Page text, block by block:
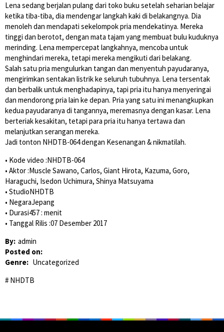
Lena sedang berjalan pulang dari toko buku setelah seharian belajar
ketika tiba-tiba, dia mendengar langkah kaki di belakangnya. Dia
menoleh dan mendapati sekelompok pria mendekatinya. Mereka
tinggi dan berotot, dengan mata tajam yang membuat bulu kuduknya
merinding. Lena mempercepat langkahnya, mencoba untuk
menghindari mereka, tetapi mereka mengikuti dari belakang.
Salah satu pria mengulurkan tangan dan menyentuh payudaranya,
mengirimkan sentakan listrik ke seluruh tubuhnya. Lena tersentak
dan berbalik untuk menghadapinya, tapi pria itu hanya menyeringai
dan mendorong pria lain ke depan. Pria yang satu ini menangkupkan
kedua payudaranya di tangannya, meremasnya dengan kasar. Lena
berteriak kesakitan, tetapi para pria itu hanya tertawa dan
melanjutkan serangan mereka.
Jadi tonton NHDTB-064 dengan Kesenangan & nikmatilah.
• Kode video :NHDTB-064
• Aktor :Muscle Sawano, Carlos, Giant Hirota, Kazuma, Goro,
Haraguchi, Isedon Uchimura, Shinya Matsuyama
• StudioNHDTB
• NegaraJepang
• Durasi457 : menit
• Tanggal Rilis :07 Desember 2017
By: admin
Posted on:
Genre: Uncategorized
NHDTB